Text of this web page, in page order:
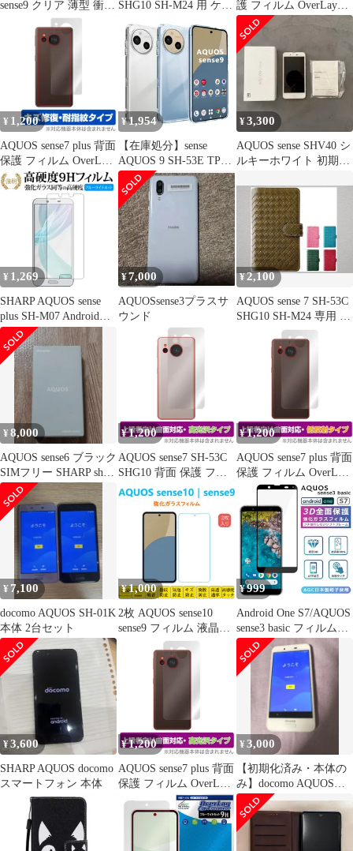
sense9 クリア 薄型 衝撃
吸収 耐衝撃 TPU素材
AQUOS sense 9 SH-53E
SHG14 【Blxnyt】
ス充電対応 アクオスセ
ン 9 透明 保護カバー
SHG10 SH-M24 用 ケー 護 フィルム OverLay
Plus Lite for アクオス
センス8 本体保護フィ
ルム さらさら手触り 低
¥ 1,200
AQUOS sense7 plus 背面
保護 フィルム OverLay
Magic for アクオス セン
スセブン プラス 本体保
護フィルム 傷修復 指紋
防止 コーティング
¥1,954
【在庫処分】sense
AQUOS 9 SH-53E TPU
素材 SHG14 耐衝撃 SH-
M29 衝撃吸収 ケース
軽薄 ケース 黄変抑制
薄型 ワイヤレス充電対
応 クリア アクオスセン
9 sense9 透明
【Blxnyt】AQUOS 保護
カバー
¥3,300
AQUOS sense SHV40 シ
ルキーホワイト 初期化
¥ 1,269
SHARP AQUOS sense
plus SH-M07 Android
One X4 表面 専用 強化
ガラスフィルム と 同等
の 高硬度9H ブルーラ
イトカット 光沢タイプ
改訂版 液晶保護フィル
¥7,000
AQUOSsense3プラスサ
ウンド
¥2,100
AQUOS sense 7 SH-53C
SHG10 SH-M24 専用 ケ
ース カバー 手帳型 オ
リーブ 新品 ケース 手
帳型 ケース スマホ ケ
ース ハンドあり 編み込
¥8,000
AQUOS sense6 ブラック
SIMフリー SHARP sh-
54b
¥1,200
AQUOS sense7 SH-53C
SHG10 背面 保護 フィ
ルム OverLay FLEX 高
光沢 for アクオス セン
ス7 SH53C SHG10 本体
保護フィルム 曲面対応
¥1,200
AQUOS sense7 plus 背面
保護 フィルム OverLay
FLEX 低反射 アクオス
センスセブン プラス 本
体保護フィルム 曲面対
応 さらさら手触り
¥ 7,100
docomo AQUOS SH-01K
本体 2台セット
¥1,000
2枚 AQUOS sense10
sense9 フィルム 液晶保
護 強化ガラスフィルム
自動吸着 アクオス セン
ス ナイン 2.5Dラウンド
シートシール スクリー
ンプロテクター 貼り付
け簡単 貼り直し可能
¥999
Android One S7/AQUOS
sense3 basic フィルム
3D 全面保護 ガラスフ
ィルム 黒縁 AQUOS
sense3 basic SHV48
907SH 液晶保護 光沢
ソフト縁 アクオスセン
ス3 ベーシック アンド
ロイドワンS7
¥3,600
SHARP AQUOS docomo
スマートフォン 本体
¥1,200
AQUOS sense7 plus 背面
保護 フィルム OverLay
FLEX 高光沢 for アク
オス センスセブン プラ
ス 本体保護フィルム 曲
面対応 透明
¥3,000
​【初期化済み・本体の
み】docomo AQUOS
sense SH-01K